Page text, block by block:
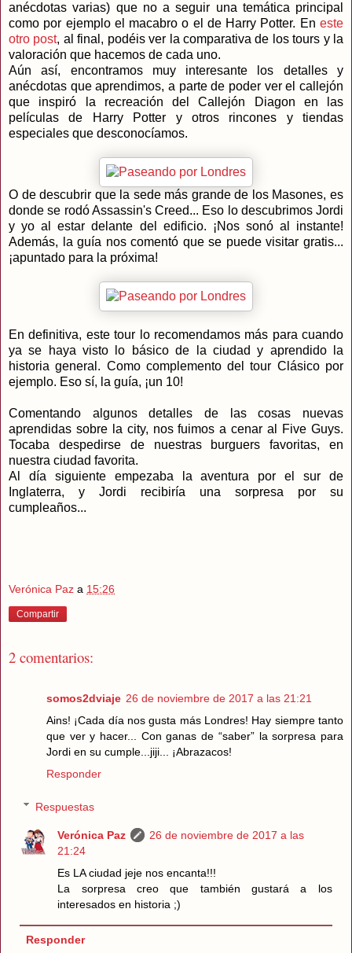
anécdotas varias) que no a seguir una temática principal
como por ejemplo el macabro o el de Harry Potter. En este
otro post, al final, podéis ver la comparativa de los tours y la
valoración que hacemos de cada uno.
Aún así, encontramos muy interesante los detalles y
anécdotas que aprendimos, a parte de poder ver el callejón
que inspiró la recreación del Callejón Diagon en las
películas de Harry Potter y otros rincones y tiendas
especiales que desconocíamos.
O de descubrir que la sede más grande de los Masones, es
donde se rodó Assassin's Creed... Eso lo descubrimos Jordi
y yo al estar delante del edificio. ¡Nos sonó al instante!
Además, la guía nos comentó que se puede visitar gratis...
¡apuntado para la próxima!
En definitiva, este tour lo recomendamos más para cuando
ya se haya visto lo básico de la ciudad y aprendido la
historia general. Como complemento del tour Clásico por
ejemplo. Eso sí, la guía, ¡un 10!
Comentando algunos detalles de las cosas nuevas
aprendidas sobre la city, nos fuimos a cenar al Five Guys.
Tocaba despedirse de nuestras burguers favoritas, en
nuestra ciudad favorita.
Al día siguiente empezaba la aventura por el sur de
Inglaterra, y Jordi recibiría una sorpresa por su
cumpleaños...
Verónica Paz a 15:26
Compartir
2 comentarios:
somos2dviaje 26 de noviembre de 2017 a las 21:21
Ains! ¡Cada día nos gusta más Londres! Hay siempre tanto
que ver y hacer... Con ganas de “saber” la sorpresa para
Jordi en su cumple...jiji... ¡Abrazacos!
Responder
Respuestas
Verónica Paz
26 de noviembre de 2017 a las
21:24
Es LA ciudad jeje nos encanta!!!
La sorpresa creo que también gustará a los
interesados en historia ;)
Responder